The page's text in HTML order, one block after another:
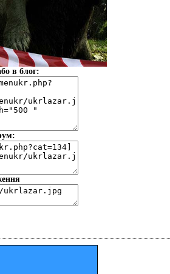
в блог: